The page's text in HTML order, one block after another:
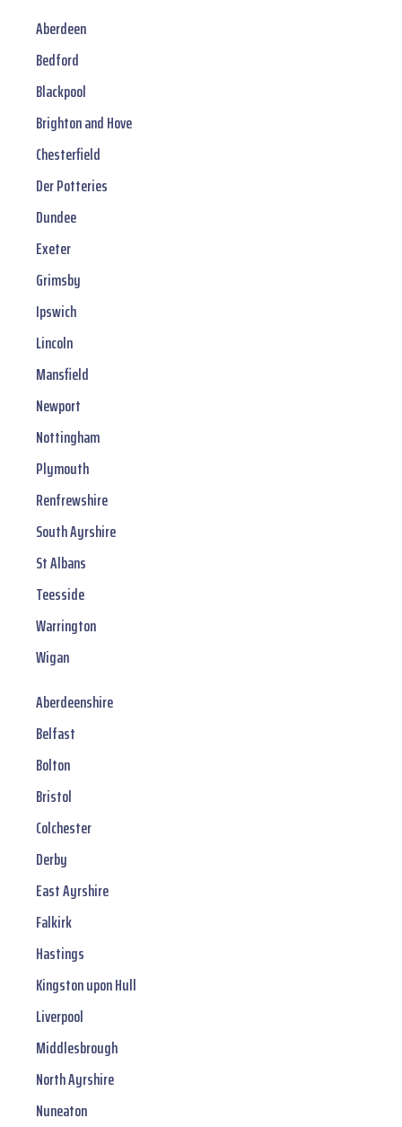
Aberdeen
Bedford
Blackpool
Brighton and Hove
Chesterfield
Der Potteries
Dundee
Exeter
Grimsby
Ipswich
Lincoln
Mansfield
Newport
Nottingham
Plymouth
Renfrewshire
South Ayrshire
St Albans
Teesside
Warrington
Wigan
Aberdeenshire
Belfast
Bolton
Bristol
Colchester
Derby
East Ayrshire
Falkirk
Hastings
Kingston upon Hull
Liverpool
Middlesbrough
North Ayrshire
Nuneaton